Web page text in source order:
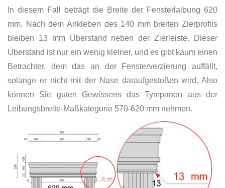
In diesem Fall beträgt die Breite der Fensterlaibung 620
mm. Nach dem Ankleben des 140 mm breiten Zierprofils
bleiben 13 mm Überstand neben der Zierleiste. Dieser
Überstand ist nur ein wenig kleiner, und es gibt kaum einen
Betrachter, dem das an der Fensterverzierung auffällt,
solange er nicht mit der Nase daraufgestoßen wird. Also
können Sie guten Gewissens das Tympanon aus der
Leibungsbreite-Maßkategorie 570-620 mm nehmen.